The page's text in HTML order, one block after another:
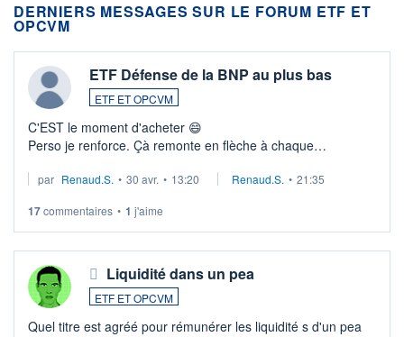
DERNIERS MESSAGES SUR LE FORUM ETF ET
OPCVM
ETF Défense de la BNP au plus bas
ETF ET OPCVM
C'EST le moment d'acheter 😄​
Perso je renforce. Çà remonte en flèche à chaque
Investissement long terme tip top pour sa retraite.
par Renaud.S. • 30 avr. • 13:20 Renaud.S. • 21:35
17commentaires • 1 j'aime
Liquidité dans un pea
ETF ET OPCVM
Quel titre est agréé pour rémunérer les liquidité s d'un pea